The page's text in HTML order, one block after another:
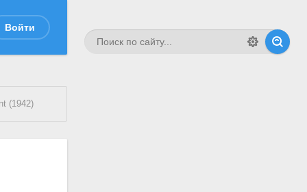
Войти
(1942)